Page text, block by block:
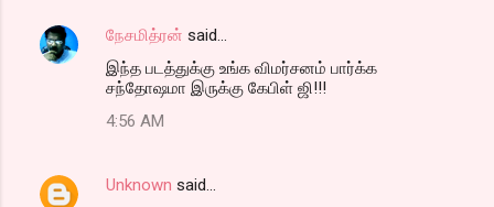
நேசமித்ரன் said…
இந்த படத்துக்கு உங்க விமர்சனம் பார்க்க
சந்தோஷமா இருக்கு கேபிள் ஜி!!!
4:56 AM
Unknown said…